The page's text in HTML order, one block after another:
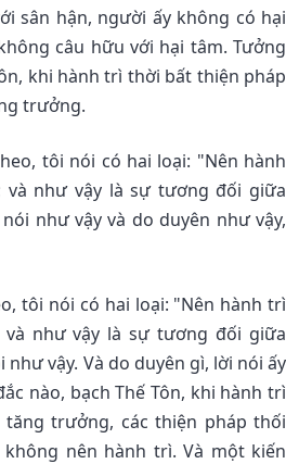
sân hận, người ấy không có hại
câu hữu với hại tâm. Tưởng
khi hành trì thời bất thiện pháp
trưởng.
tôi nói có hai loại: "Nên hành
như vậy là sự tương đối giữa
như vậy và do duyên như vậy,
tôi nói có hai loại: "Nên hành trì
như vậy là sự tương đối giữa
như vậy. Và do duyên gì, lời nói ấy
nào, bạch Thế Tôn, khi hành trì
trưởng, các thiện pháp thối
nên hành trì. Và một kiến